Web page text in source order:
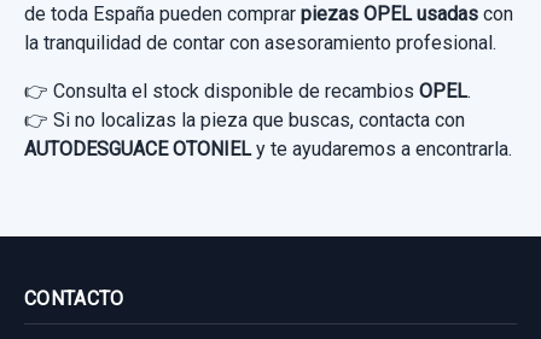
de toda España pueden comprar piezas OPEL usadas con
la tranquilidad de contar con asesoramiento profesional.
👉 Consulta el stock disponible de recambios OPEL.
👉 Si no localizas la pieza que buscas, contacta con
AUTODESGUACE OTONIELy te ayudaremos a encontrarla.
CONTACTO